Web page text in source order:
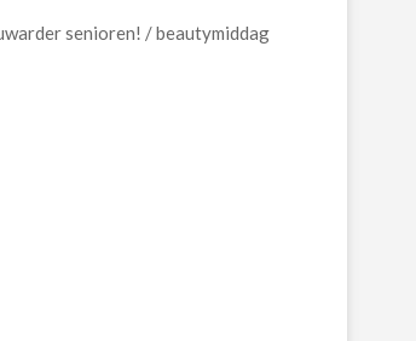
senioren! /beautymiddag